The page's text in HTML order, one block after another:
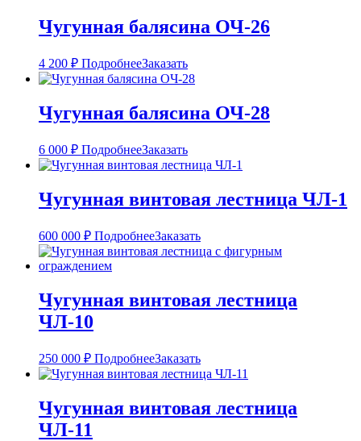
Чугунная балясина ОЧ-26
4 200 ₽ ПодробнееЗаказать
Чугунная балясина ОЧ-28
6 000 ₽ ПодробнееЗаказать
Чугунная винтовая лестница ЧЛ-1
600 000 ₽ ПодробнееЗаказать
Чугунная винтовая лестница
ЧЛ-10
250 000 ₽ ПодробнееЗаказать
Чугунная винтовая лестница
ЧЛ-11